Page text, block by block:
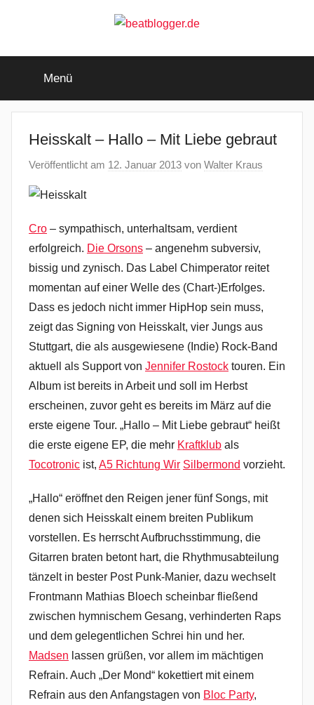
beatblogger.de
beat
goes
Menü
Heisskalt – Hallo – Mit Liebe gebraut
Veröffentlicht am 12. Januar 2013 von Walter Kraus
Cro – sympathisch, unterhaltsam, verdient
erfolgreich. Die Orsons – angenehm subversiv,
bissig und zynisch. Das Label Chimperator reitet
momentan auf einer Welle des (Chart-)Erfolges.
Dass es jedoch nicht immer HipHop sein muss,
zeigt das Signing von Heisskalt, vier Jungs aus
Stuttgart, die als ausgewiesene (Indie) Rock-Band
aktuell als Support von Jennifer Rostock touren. Ein
Album ist bereits in Arbeit und soll im Herbst
erscheinen, zuvor geht es bereits im März auf die
erste eigene Tour. „Hallo – Mit Liebe gebraut“ heißt
die erste eigene EP, die mehr Kraftklub als
Tocotronic ist, A5 Richtung Wir Silbermond vorzieht.
„Hallo“ eröffnet den Reigen jener fünf Songs, mit
denen sich Heisskalt einem breiten Publikum
vorstellen. Es herrscht Aufbruchsstimmung, die
Gitarren braten betont hart, die Rhythmusabteilung
tänzelt in bester Post Punk-Manier, dazu wechselt
Frontmann Mathias Bloech scheinbar fließend
zwischen hymnischem Gesang, verhinderten Raps
und dem gelegentlichen Schrei hin und her.
Madsen lassen grüßen, vor allem im mächtigen
Refrain. Auch „Der Mond“ kokettiert mit einem
Refrain aus den Anfangstagen von Bloc Party,